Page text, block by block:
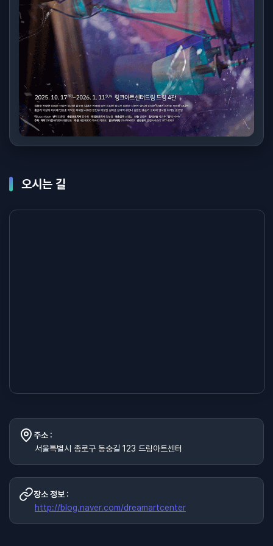
오시는 길
주소 :
서울특별시 종로구 동숭길 123 드림아트센터
장소 정보 :
http://blog.naver.com/dreamartcenter